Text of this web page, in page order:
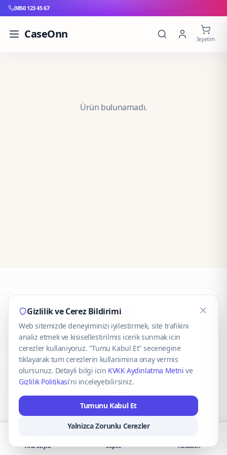
0850 123 45 67
CaseOnn Sepetim
Ürün bulunamadı.
CaseOnn
© 2025 CaseOnn. Tüm hakları saklıdır.
VISA Mastercard
Gizlilik ve Cerez Bildirimi
Web sitemizde deneyiminizi iyilestirmek, site trafikini
analiz etmek ve kisisellestirilmis icerik sunmak icin
cerezler kullaniyoruz. "Tumu Kabul Et" secenegine
tiklayarak tum cerezlerin kullanimina onay vermis
olursunuz. Detayli bilgi icin KVKK Aydinlatma Metni ve
Gizlilik Politikasi'ni inceleyebilirsiniz.
Tumunu Kabul Et
Yalnizca Zorunlu Cerezler
Ana Sayfa Sepet Hesabım